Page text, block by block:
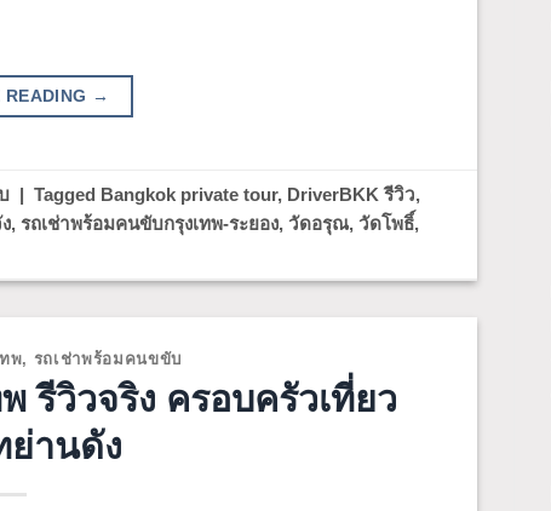
→
| Tagged Bangkok private tour, DriverBKK รีวิว,
, รถเช่าพร้อมคนขับกรุงเทพ-ระยอง, วัดอรุณ, วัดโพธิ์,
พ, รถเช่าพร้อมคนขขับ
รีวิวจริง ครอบครัวเที่ยว
านดัง